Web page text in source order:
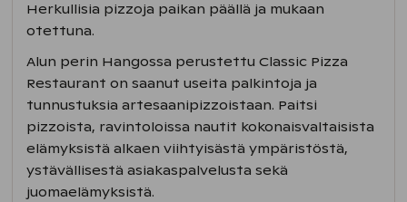
Herkullisia pizzoja paikan päällä ja mukaan
otettuna.
Alun perin Hangossa perustettu Classic Pizza
Restaurant on saanut useita palkintoja ja
tunnustuksia artesaanipizzoistaan. Paitsi
pizzoista, ravintoloissa nautit kokonaisvaltaisista
elämyksistä alkaen viihtyisästä ympäristöstä,
ystävällisestä asiakaspalvelusta sekä
juomaelämyksistä.